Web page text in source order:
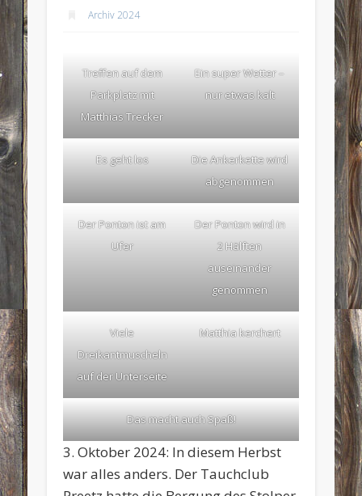
Archiv 2024
Treffen auf dem
Parkplatz mit
Matthias Trecker
Ein super Wetter –
nur etwas kalt
Es geht los
Die Ankerkette wird
abgenommen
Der Ponton ist am
Ufer
Der Ponton wird in
2 Hälften
auseinander
genommen
Viele
Dreikantmuscheln
auf der Unterseite
Matthia kerchert
Das macht auch Spaß!
3. Oktober 2024: In diesem Herbst
war alles anders. Der Tauchclub